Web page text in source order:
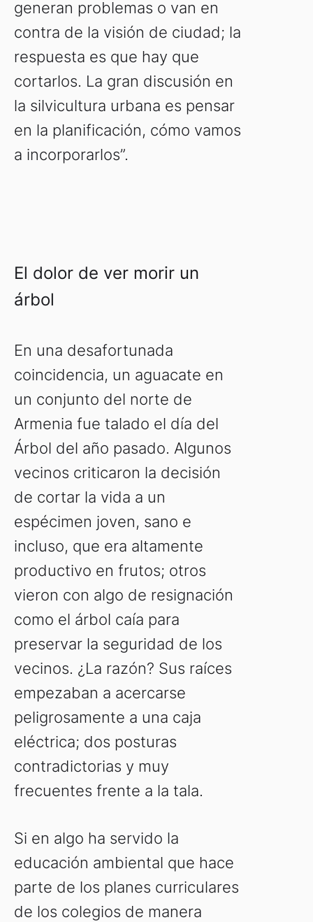
generan problemas o van en
contra de la visión de ciudad; la
respuesta es que hay que
cortarlos. La gran discusión en
la silvicultura urbana es pensar
en la planificación, cómo vamos
a incorporarlos”.
El dolor de ver morir un
árbol
En una desafortunada
coincidencia, un aguacate en
un conjunto del norte de
Armenia fue talado el día del
Árbol del año pasado. Algunos
vecinos criticaron la decisión
de cortar la vida a un
espécimen joven, sano e
incluso, que era altamente
productivo en frutos; otros
vieron con algo de resignación
como el árbol caía para
preservar la seguridad de los
vecinos. ¿La razón? Sus raíces
empezaban a acercarse
peligrosamente a una caja
eléctrica; dos posturas
contradictorias y muy
frecuentes frente a la tala.
Si en algo ha servido la
educación ambiental que hace
parte de los planes curriculares
de los colegios de manera